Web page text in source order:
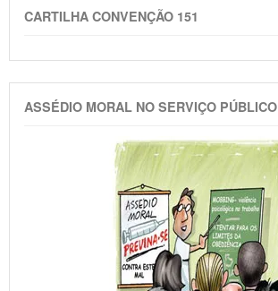
CARTILHA CONVENÇÃO 151
ASSÉDIO MORAL NO SERVIÇO PÚBLICO